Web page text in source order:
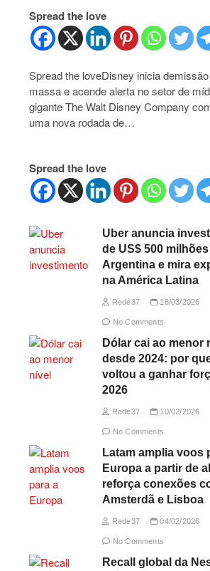
Spread the love
Spread the loveDisney inicia
massa e acende alerta no setor de
gigante The Walt Disney Company
uma nova rodada de…
Spread the love
Uber anuncia
de US$ 500
Argentina e mira
na América Latina
Rede37 18/03/2026
No Comments
Dólar cai ao menor
desde 2024: por
voltou a ganhar
2026
Rede37 10/02/2026
No Comments
Latam amplia voos
Europa a partir de
reforça conexões
Amsterdã e Lisboa
Rede37 04/02/2026
No Comments
Recall global da